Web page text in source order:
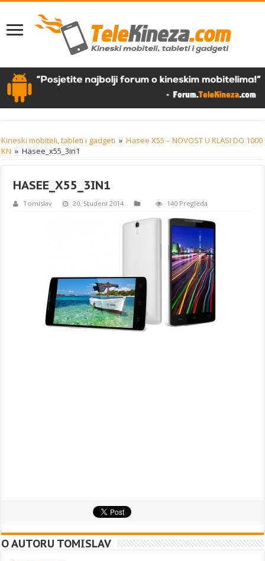
Kineski mobiteli, tableti i gadgeti » Hasee X55 – NOVOST U KLASI DO 1000
KN » Hasee_x55_3in1
HASEE_X55_3IN1
Tomislav 20. Studeni 2014 140 Pregleda
O AUTORU TOMISLAV